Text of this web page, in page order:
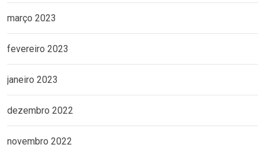
março 2023
fevereiro 2023
janeiro 2023
dezembro 2022
novembro 2022